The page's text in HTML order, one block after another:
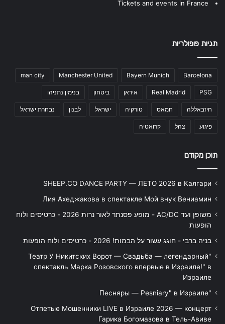
Tickets and events in France
תגיות פופולריות
Barcelona
Bayern Munich
Manchester United
man city
PSG
Real Madrid איראן ביטחון בנימין נתניהו
חיזבאללה חמאס טורקיה ישראל לבנון נבחרת ישראל
פיגוע צהל קרואטיה
תוכן מקודם
SHEEP.CO DANCE PARTY — ЛЕТО 2026 в Калгари
Лия Ахеджакова в спектакле Мой внук Вениамин
משופן ועד AC/DC - מופע פסנתר לאור נרות 2026 - כרטיסים ולוח
הופעות
בניה ברבי - חוגג עשור על הבמות! 2026 - כרטיסים ולוח הופעות
"Театр У Никитских Ворот — Свадьба — легендарный
спектакль Марка Розовского впервые в Израиле!" в
Израиле
"Песняры — Pesniary" в Израиле
Отпетые Мошенники LIVE в Израиле 2026 — концерт
Гарика Богомазова в Тель-Авиве